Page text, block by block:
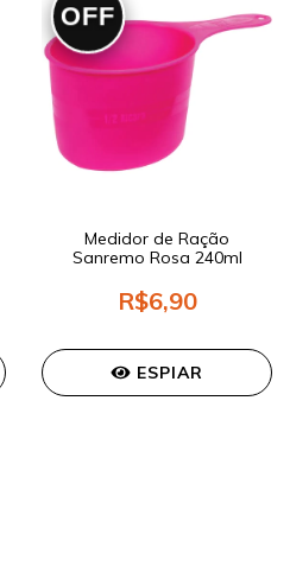
OFF
Medidor de Ração
Sanremo Rosa 240ml
R$6,90
ESPIAR